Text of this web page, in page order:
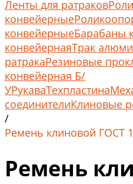
Ленты для ратраков
конвейерные
конвейерныеБарабаны
конвейернаяТрак
ратракаРезиновые
конвейерная Б/
УРукаваТехпластина
соединителиКлиновые
/
Ремень клиновой ГОСТ
Ремень